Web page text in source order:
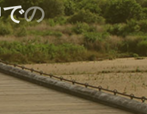
での
事